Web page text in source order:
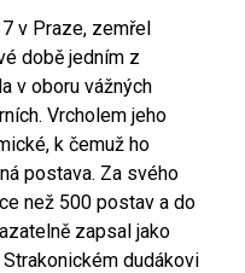
v Praze, zemřel
době jedním z
v oboru vážných
Vrcholem jeho
k čemuž ho
postava. Za svého
než 500 postav a do
zapsal jako
dudákovi